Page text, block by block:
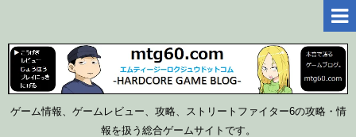
ゲーム情報、ゲームレビュー、攻略、ストリートファイター6の攻略・情
報を扱う総合ゲームサイトです。